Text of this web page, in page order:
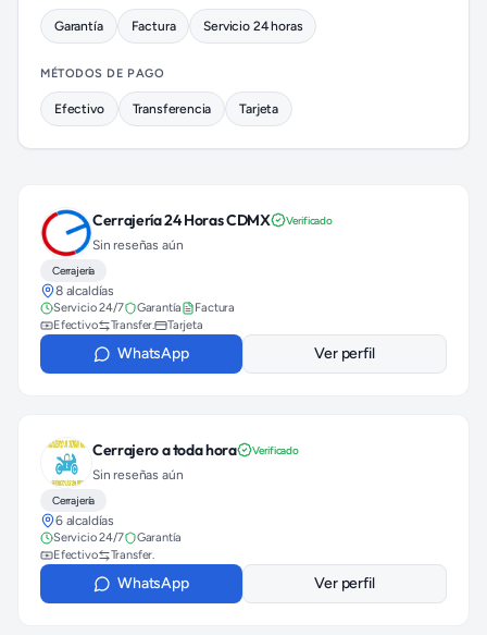
Garantía Factura Servicio 24 horas
MÉTODOS DE PAGO
Efectivo Transferencia Tarjeta
Cerrajería 24 Horas CDMX Verificado
Sin reseñas aún
Cerrajería
8 alcaldías
Servicio 24/7 Garantía
Factura
Efectivo
Transfer. Tarjeta
WhatsApp Ver perfil
Cerrajero a toda hora Verificado
Sin reseñas aún
Cerrajería
6 alcaldías
Servicio 24/7
Garantía
Efectivo
Transfer.
WhatsApp Ver perfil